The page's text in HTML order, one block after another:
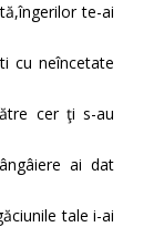
te-ai
cu neîncetate
cer ţi s-au
ai dat
tale i-ai